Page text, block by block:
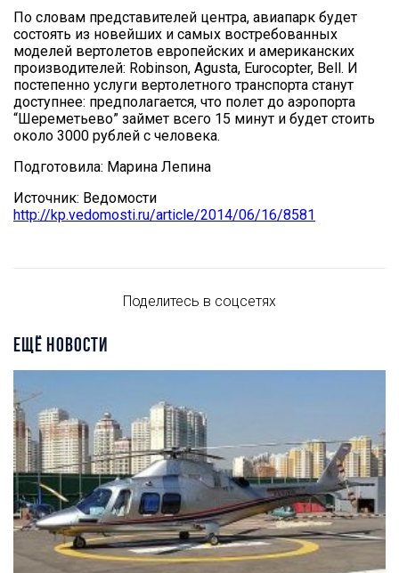
По словам представителей центра, авиапарк будет
состоять из новейших и самых востребованных
моделей вертолетов европейских и американских
производителей: Robinson, Agusta, Eurocopter, Bell. И
постепенно услуги вертолетного транспорта станут
доступнее: предполагается, что полет до аэропорта
“Шереметьево” займет всего 15 минут и будет стоить
около 3000 рублей с человека.
Подготовила: Марина Лепина
Источник: Ведомости
http://kp.vedomosti.ru/article/2014/06/16/8581
Поделитесь в соцсетях
ЕЩЁ НОВОСТИ